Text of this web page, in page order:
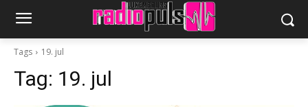
Tags 19. jul
Tag: 19. jul